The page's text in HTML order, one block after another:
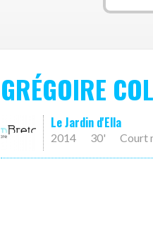
GRÉGOIRE
Le Jardin d'Ella
2014 30' Court